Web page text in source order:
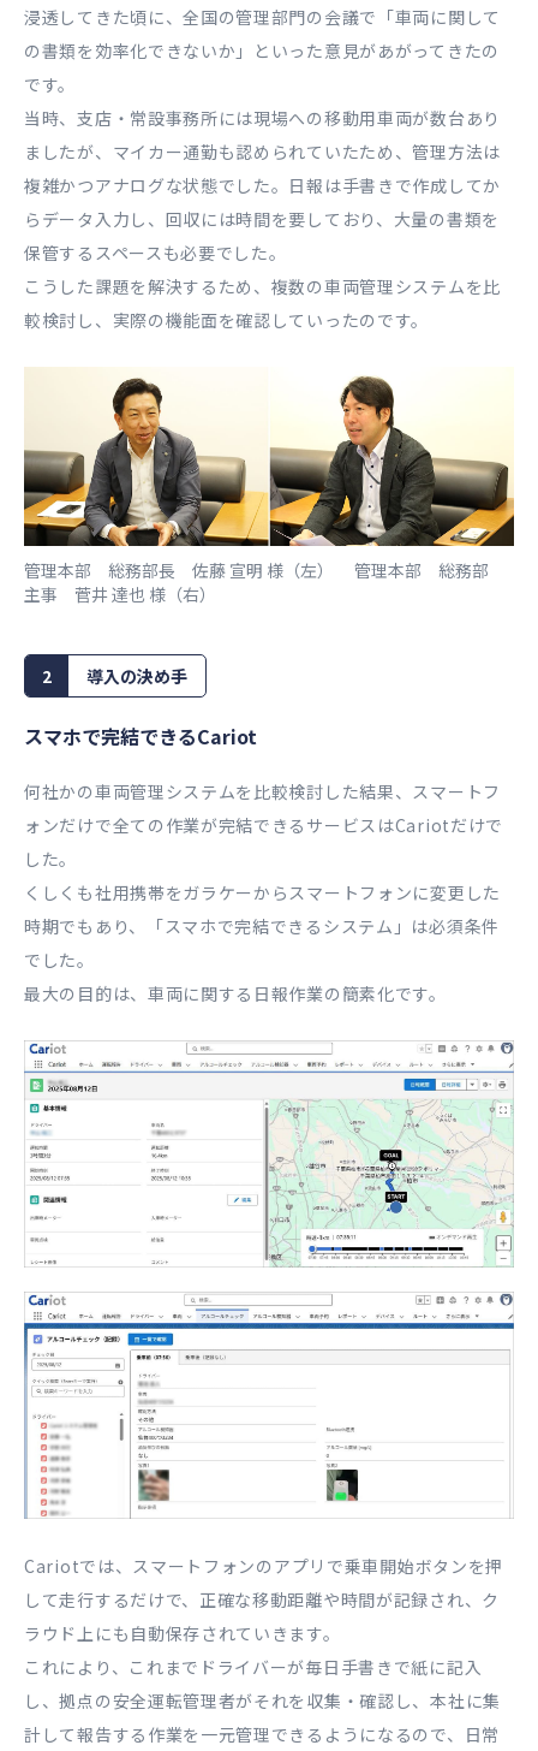
浸透してきた頃に、全国の管理部門の会議で「車両に関して
の書類を効率化できないか」といった意見があがってきたの
です。
当時、支店・常設事務所には現場への移動用車両が数台あり
ましたが、マイカー通勤も認められていたため、管理方法は
複雑かつアナログな状態でした。日報は手書きで作成してか
らデータ入力し、回収には時間を要しており、大量の書類を
保管するスペースも必要でした。
こうした課題を解決するため、複数の車両管理システムを比
較検討し、実際の機能面を確認していったのです。
管理本部 総務部長 佐藤 宣明 様（左） 管理本部 総務部
主事 菅井 達也 様（右）
2 導入の決め手
スマホで完結できるCariot
何社かの車両管理システムを比較検討した結果、スマートフ
ォンだけで全ての作業が完結できるサービスはCariotだけで
した。
くしくも社用携帯をガラケーからスマートフォンに変更した
時期でもあり、「スマホで完結できるシステム」は必須条件
でした。
最大の目的は、車両に関する日報作業の簡素化です。
Cariotでは、スマートフォンのアプリで乗車開始ボタンを押
して走行するだけで、正確な移動距離や時間が記録され、ク
ラウド上にも自動保存されていきます。
これにより、これまでドライバーが毎日手書きで紙に記入
し、拠点の安全運転管理者がそれを収集・確認し、本社に集
計して報告する作業を一元管理できるようになるので、日常